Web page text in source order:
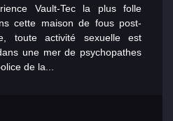
Vault-Tec la plus folle
cette maison de fous post-
toute activité sexuelle est
une mer de psychopathes
de la...